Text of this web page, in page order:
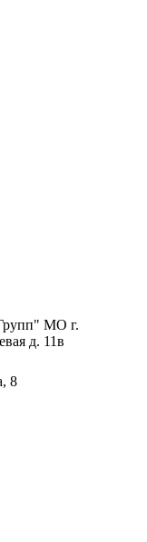
МО г.
д. 11в
8